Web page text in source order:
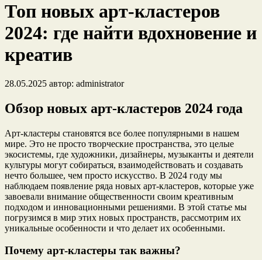
Топ новых арт-кластеров
2024: где найти вдохновение и
креатив
28.05.2025 автор: administrator
Обзор новых арт-кластеров 2024 года
Арт-кластеры становятся все более популярными в нашем
мире. Это не просто творческие пространства, это целые
экосистемы, где художники, дизайнеры, музыканты и деятели
культуры могут собираться, взаимодействовать и создавать
нечто большее, чем просто искусство. В 2024 году мы
наблюдаем появление ряда новых арт-кластеров, которые уже
завоевали внимание общественности своим креативным
подходом и инновационными решениями. В этой статье мы
погрузимся в мир этих новых пространств, рассмотрим их
уникальные особенности и что делает их особенными.
Почему арт-кластеры так важны?